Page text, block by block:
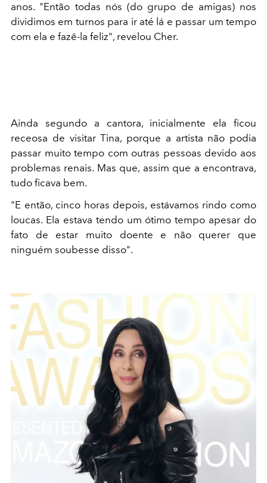
anos. "Então todas nós (do grupo de amigas) nos
dividimos em turnos para ir até lá e passar um tempo
com ela e fazê-la feliz", revelou Cher.
Ainda segundo a cantora, inicialmente ela ficou
receosa de visitar Tina, porque a artista não podia
passar muito tempo com outras pessoas devido aos
problemas renais. Mas que, assim que a encontrava,
tudo ficava bem.
"E então, cinco horas depois, estávamos rindo como
loucas. Ela estava tendo um ótimo tempo apesar do
fato de estar muito doente e não querer que
ninguém soubesse disso".